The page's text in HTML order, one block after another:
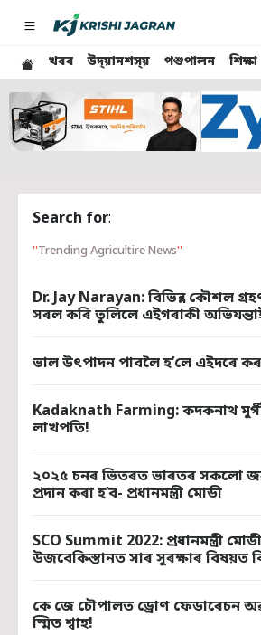
খবৰ উদ্য়ানশস্য় পশুপালন শিক্ষা
Search for:
Trending Agricultire News
Dr. Jay Narayan: বিভিন্ন কৌশল
সৰল কৰি তুলিলে এইগৰাকী
ভাল উৎপাদন পাবলৈ হ’লে এইদৰে
Kadaknath Farming: কদকনাথ
লাখপতি!
২০২৫ চনৰ ভিতৰত ভাৰতৰ সকলো
প্ৰদান কৰা হ’ব- প্ৰধানমন্ত্ৰী মোডী
SCO Summit 2022: প্ৰধানমন্ত্ৰী
উজবেকিস্তানত সাৰ সুৰক্ষাৰ বিষয়ত
কে জে চৌপালত ড্ৰোণ ফেডাৰেচন
স্মিত শ্বাহ!